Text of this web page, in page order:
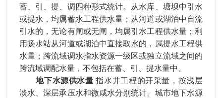
蓄、引、提、调四种形式统计。从水库、塘坝中引水
或提水，均属蓄水工程供水量；从河道或湖泊中自流
引水的，无论有闸或无闸，均属引水工程供水量；利
用扬水站从河道或湖泊中直接取水的，属提水工程供
水量；跨流域调水指水资源一级区或独立流域之间的
跨流域调配水量，不包括在蓄、引、提水量中。
地下水源供水量 指水井工程的开采量，按浅层
淡水、深层承压水和微咸水分别统计。城市地下水源